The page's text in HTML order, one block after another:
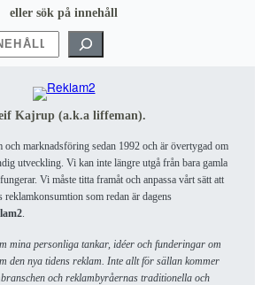
eller sök på innehåll
Kajrup (a.k.a liffeman).
och marknadsföring sedan 1992 och är övertygad om
utveckling. Vi kan inte längre utgå från bara gamla
Vi måste titta framåt och anpassa vårt sätt att
reklamkonsumtion som redan är dagens
mina personliga tankar, idéer och funderingar om
den nya tidens reklam. Inte allt för sällan kommer
och reklambyråernas traditionella och